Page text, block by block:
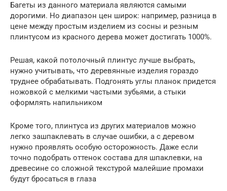
Багеты из данного материала являются самыми
дорогими. Но диапазон цен широк: например, разница в
цене между простым изделием из сосны и резным
плинтусом из красного дерева может достигать 1000%.
Решая, какой потолочный плинтус лучше выбрать,
нужно учитывать, что деревянные изделия гораздо
труднее обрабатывать. Подгонять углы планок придется
ножовкой с мелкими частыми зубьями, а стыки
оформлять напильником
Кроме того, плинтуса из других материалов можно
легко зашпаклевать в случае ошибки, а с деревом
нужно проявлять особую осторожность. Даже если
точно подобрать оттенок состава для шпаклевки, на
древесине со сложной текстурой малейшие промахи
будут бросаться в глаза